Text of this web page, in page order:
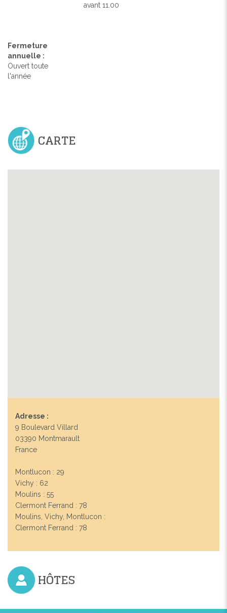
Previous
avant 11.00
Fermeture
annuelle :
Ouvert toute
l'année
CARTE
Adresse :
9 Boulevard Villard
03390 Montmarault
France
Montlucon : 29
Vichy : 62
Moulins : 55
Clermont Ferrand : 78
Moulins, Vichy, Montlucon :
Clermont Ferrand : 78
HÔTES